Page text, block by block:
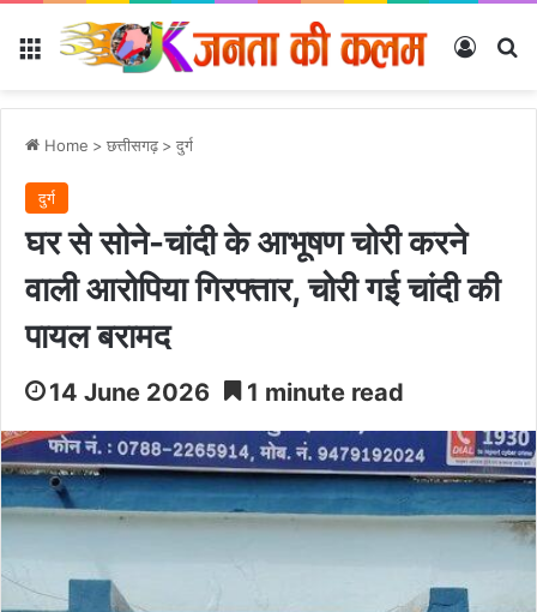
Menu Log In
Home > छत्तीसगढ़ > दुर्ग
दुर्ग
घर से सोने-चांदी के आभूषण चोरी करने
वाली आरोपिया गिरफ्तार, चोरी गई चांदी की
पायल बरामद
14 June 2026 1 minute read